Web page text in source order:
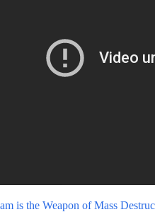
is the Weapon of Mass